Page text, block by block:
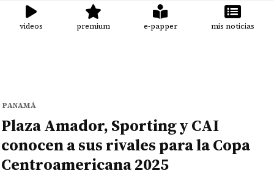
videos premium e-papper mis noticias
PANAMÁ
Plaza Amador, Sporting y CAI
conocen a sus rivales para la Copa
Centroamericana 2025